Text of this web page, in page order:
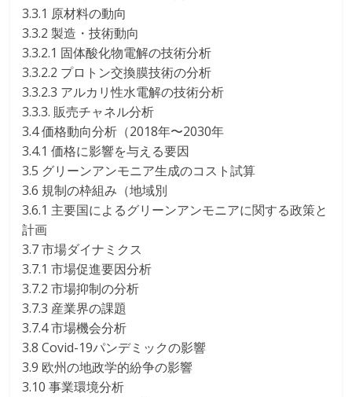
3.3.1 原材料の動向
3.3.2 製造・技術動向
3.3.2.1 固体酸化物電解の技術分析
3.3.2.2 プロトン交換膜技術の分析
3.3.2.3 アルカリ性水電解の技術分析
3.3.3. 販売チャネル分析
3.4 価格動向分析（2018年〜2030年
3.4.1 価格に影響を与える要因
3.5 グリーンアンモニア生成のコスト試算
3.6 規制の枠組み（地域別
3.6.1 主要国によるグリーンアンモニアに関する政策と
計画
3.7 市場ダイナミクス
3.7.1 市場促進要因分析
3.7.2 市場抑制の分析
3.7.3 産業界の課題
3.7.4 市場機会分析
3.8 Covid-19パンデミックの影響
3.9 欧州の地政学的紛争の影響
3.10 事業環境分析